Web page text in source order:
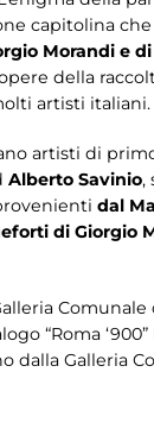
capitolina
Morandi e
della
artisti italiani.
artisti di
Alberto Savinio,
dal
di Giorgio
“Roma
dalla Galleria